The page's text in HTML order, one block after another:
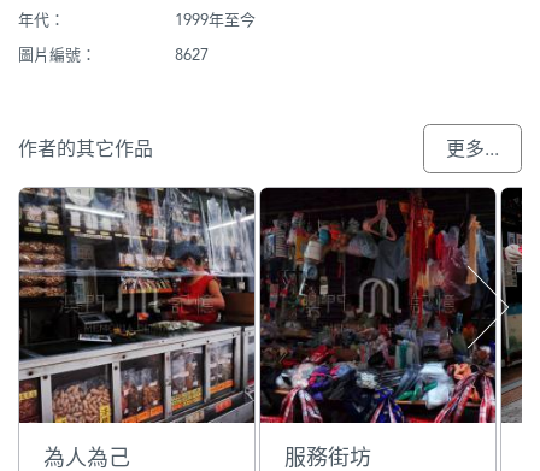
年代：
1999年至今
圖片編號：
8627
作者的其它作品 更多...
為人為己 服務街坊